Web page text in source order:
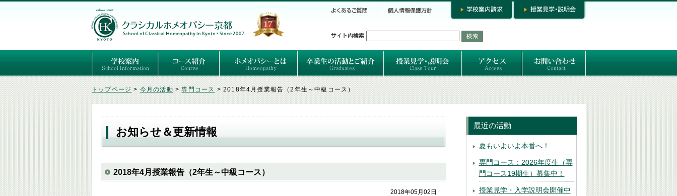
ごあいさつ
３つの基本理念
講師紹介
国際セミナー
ある日の学校生活（写真）
推薦者の声
よくあるご質問
予定表 はじめてのホメオパシー
セルフケアコース
専門コース（4年制）
専門コース（通信）
専門コース編入制度 ホメオパシーとは
クラシカルホメオパシーとは
オルガノンとは
ハーネマンの人生
ハーネマン以後のホメオパス
レメディの使い方ABC 卒業生のご紹介
卒業生の活動 お問い合わせ
専門コースお問い合わせ
専門コース入学お申し込み
個人セッション
トップページ>今月の活動>専門コース>2018年4月授業報告（2年生～中級コース）
お知らせ＆更新情報
2018年4月授業報告（2年生～中級コース）
2018年05月02日
最近の活動
夏もいよいよ本番へ！
専門コース：2026年度生（専
門コース19期生）募集中！
授業見学・入学説明会開催中